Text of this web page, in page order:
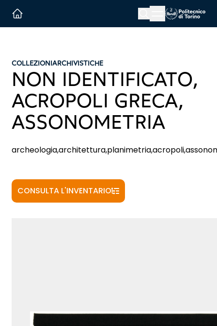
Menu button
COLLEZIONIARCHIVISTICHE
NON IDENTIFICATO,
ACROPOLI GRECA,
ASSONOMETRIA
CONSULTA L'INVENTARIO